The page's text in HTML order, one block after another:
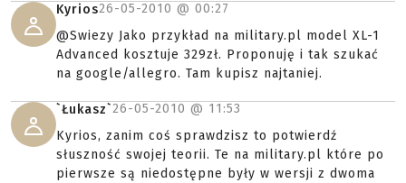
Kyrios26-05-2010 @ 00:27
@Swiezy Jako przykład na military.pl model XL-1
Advanced kosztuje 329zł. Proponuję i tak szukać
na google/allegro. Tam kupisz najtaniej.
`Łukasz`26-05-2010 @ 11:53
Kyrios, zanim coś sprawdzisz to potwierdź
słuszność swojej teorii. Te na military.pl które po
pierwsze są niedostępne były w wersji z dwoma